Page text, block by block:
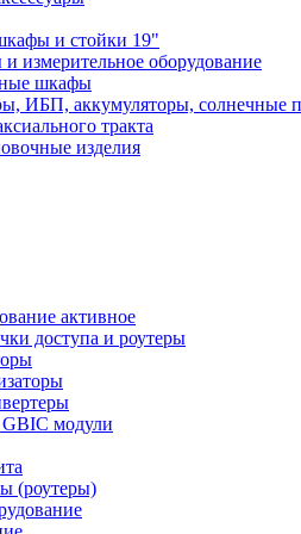
и стойки 19"
измерительное оборудование
шкафы
ИБП, аккумуляторы, солнечные
тракта
изделия
активное
доступа и роутеры
GBIC модули
(роутеры)